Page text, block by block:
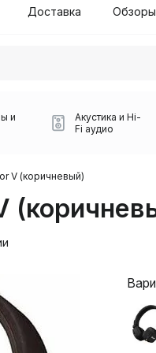
2-й этаж, 10
Доставка Обзоры
Игровые наушники
и
Микрофоны BOYA
Акустика и Hi-
Fi аудио
Портативные колонки
Игровые мыши Logitech
Наборы периферии
V (коричневый)